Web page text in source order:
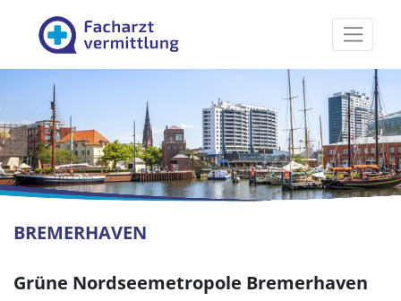
Facharztvermittlung
BREMERHAVEN
Grüne Nordseemetropole Bremerhaven